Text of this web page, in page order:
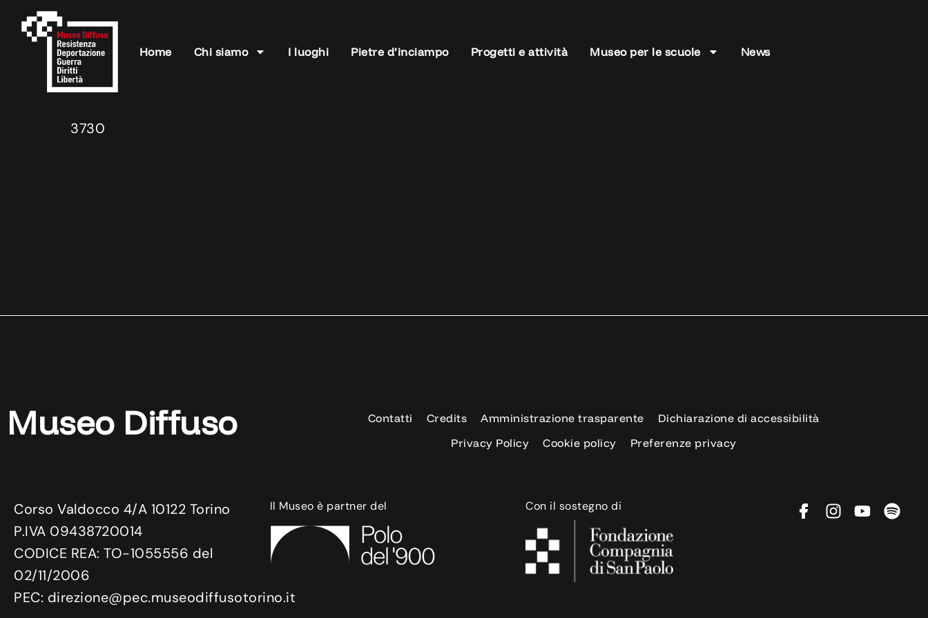
Home Chi siamo I luoghi Pietre d’inciampo Progetti e attività Museo per le scuole News
3730
Museo Diffuso Contatti Credits Amministrazione trasparente
Dichiarazione di accessibilità
Privacy Policy
Cookie policy Preferenze privacy
Corso Valdocco 4/A 10122 Torino
P.IVA 09438720014
CODICE REA: TO-1055556 del
02/11/2006
PEC: direzione@pec.museodiffusotorino.it
Il Museo è partner del Con il sostegno di